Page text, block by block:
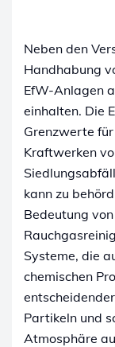
Neben den
Handhabung
EfW-Anlagen
einhalten. Die
Grenzwerte
Kraftwerken
kann zu
Bedeutung
Systeme, die
chemischen
Partikeln und
Atmosphäre